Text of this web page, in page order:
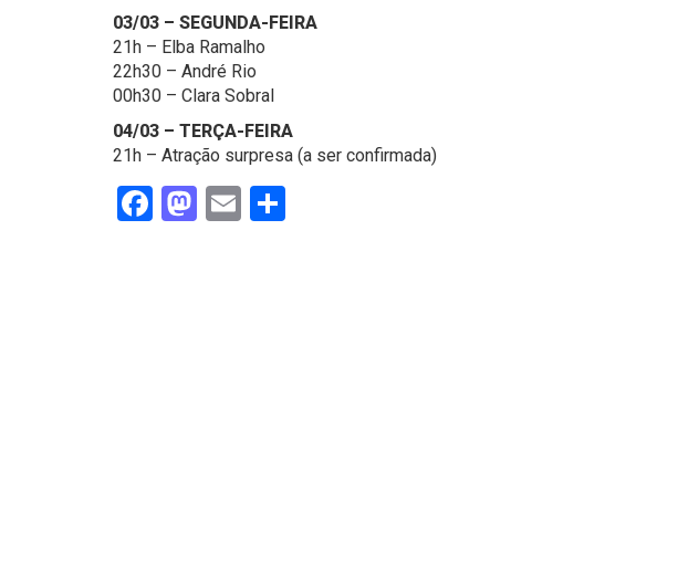
03/03 – SEGUNDA-FEIRA
21h – Elba Ramalho
22h30 – André Rio
00h30 – Clara Sobral
04/03 – TERÇA-FEIRA
21h – Atração surpresa (a ser confirmada)
Facebook
Mastodon
Email